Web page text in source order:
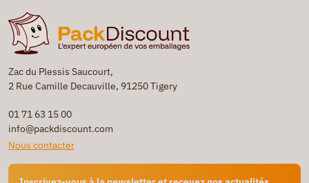
Zac du Plessis Saucourt,
2 Rue Camille Decauville, 91250 Tigery
01 71 63 15 00
info@packdiscount.com
Nous contacter